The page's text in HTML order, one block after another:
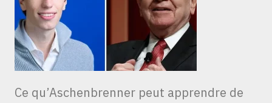
Ce qu’Aschenbrenner peut apprendre de